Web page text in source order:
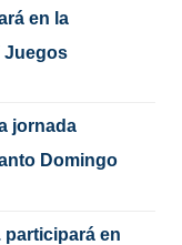
en la
Juegos
jornada
Domingo
participará en